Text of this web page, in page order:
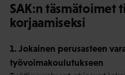
SAK:n täsmätoimet
korjaamiseksi
1. Jokainen perusasteen
työvoimakoulutukseen